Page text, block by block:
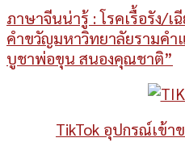
ภาษาจีนน่ารู้ : โรคเรื้อรัง/
คำขวัญมหาวิทยาลัยรามคำ
บูชาพ่อขุน สนองคุณชาติ”
TikTok อุปกรณ์เข้า